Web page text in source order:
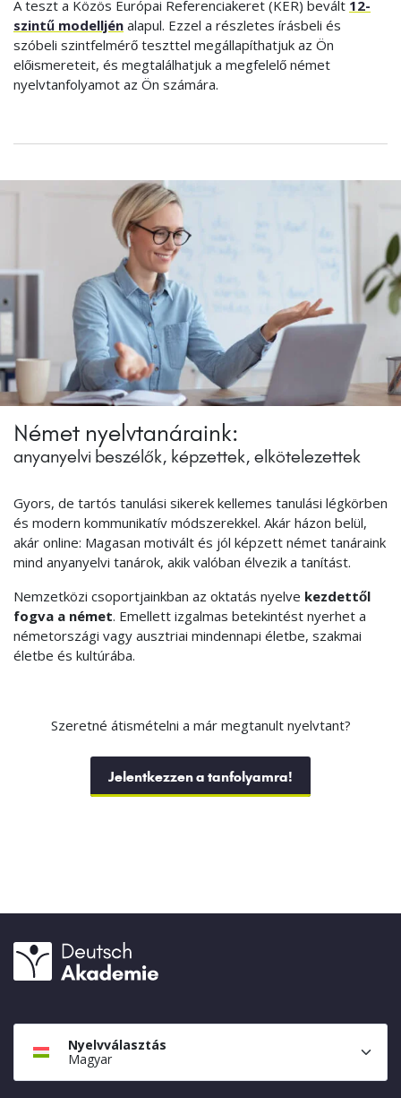
A teszt a Közös Európai Referenciakeret (KER) bevált 12-
szintű modelljén alapul. Ezzel a részletes írásbeli és
szóbeli szintfelmérő teszttel megállapíthatjuk az Ön
előismereteit, és megtalálhatjuk a megfelelő német
nyelvtanfolyamot az Ön számára.
Német nyelvtanáraink:
anyanyelvi beszélők, képzettek, elkötelezettek
Gyors, de tartós tanulási sikerek kellemes tanulási légkörben
és modern kommunikatív módszerekkel. Akár házon belül,
akár online: Magasan motivált és jól képzett német tanáraink
mind anyanyelvi tanárok, akik valóban élvezik a tanítást.
Nemzetközi csoportjainkban az oktatás nyelve kezdettől
fogva a német. Emellett izgalmas betekintést nyerhet a
németországi vagy ausztriai mindennapi életbe, szakmai
életbe és kultúrába.
Szeretné átismételni a már megtanult nyelvtant?
Jelentkezzen a tanfolyamra!
Nyelvválasztás
Magyar